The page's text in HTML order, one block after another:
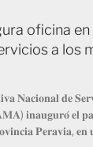
oficina en
a los
𝐍𝐚𝐜𝐢𝐨𝐧𝐚𝐥 𝐝𝐞
𝐢𝐧𝐚𝐮𝐠𝐮𝐫𝐨́ 𝐞𝐥
𝐏𝐞𝐫𝐚𝐯𝐢𝐚, 𝐞𝐧